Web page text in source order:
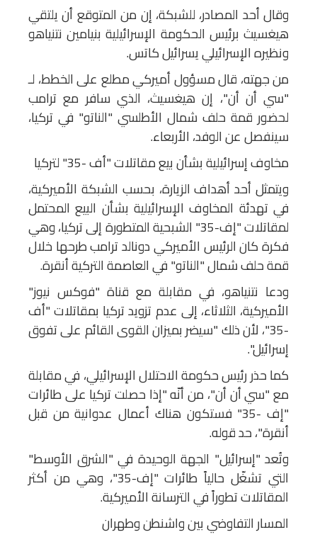
وقال أحد المصادر، للشبكة، إن من المتوقع أن يلتقي
هيغسيث برئيس الحكومة الإسرائيلية بنيامين نتنياهو
ونظيره الإسرائيلي يسرائيل كاتس.
من جهته، قال مسؤول أميركي مطلع على الخطط، لـ
"سي أن أن"، إن هيغسيث، الذي سافر مع ترامب
لحضور قمة حلف شمال الأطلسي "الناتو" في تركيا،
سينفصل عن الوفد، الأربعاء.
مخاوف إسرائيلية بشأن بيع مقاتلات "أف -35" لتركيا
ويتمثل أحد أهداف الزيارة، بحسب الشبكة الأميركية،
في تهدئة المخاوف الإسرائيلية بشأن البيع المحتمل
لمقاتلات "إف-35" الشبحية المتطورة إلى تركيا، وهي
فكرة كان الرئيس الأميركي دونالد ترامب طرحها خلال
قمة حلف شمال "الناتو" في العاصمة التركية أنقرة.
ودعا نتنياهو، في مقابلة مع قناة "فوكس نيوز"
الأميركية، الثلاثاء، إلى عدم تزويد تركيا بمقاتلات "أف
-35"، لأن ذلك "سيضر بميزان القوى القائم على تفوق
إسرائيل".
كما حذر رئيس حكومة الاحتلال الإسرائيلي، في مقابلة
مع "سي أن أن"، من أنّه "إذا حصلت تركيا على طائرات
"إف -35" فستكون هناك أعمال عدوانية من قبل
أنقرة"، حد قوله.
وتُعد "إسرائيل" الجهة الوحيدة في "الشرق الأوسط"
التي تشغّل حالياً طائرات "إف-35"، وهي من أكثر
المقاتلات تطوراً في الترسانة الأميركية.
المسار التفاوضي بين واشنطن وطهران